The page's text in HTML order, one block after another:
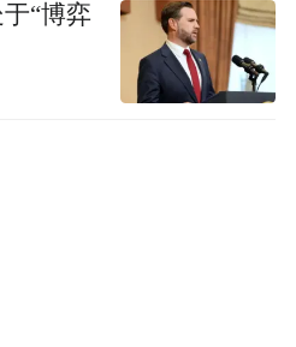
台“大风号”用户上传并发
空间服务。
(including the videos,
is uploaded and posted
“博弈